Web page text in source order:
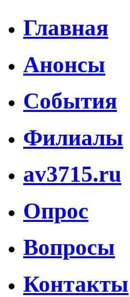
Главная
Анонсы
События
Филиалы
av3715.ru
Опрос
Вопросы
Контакты